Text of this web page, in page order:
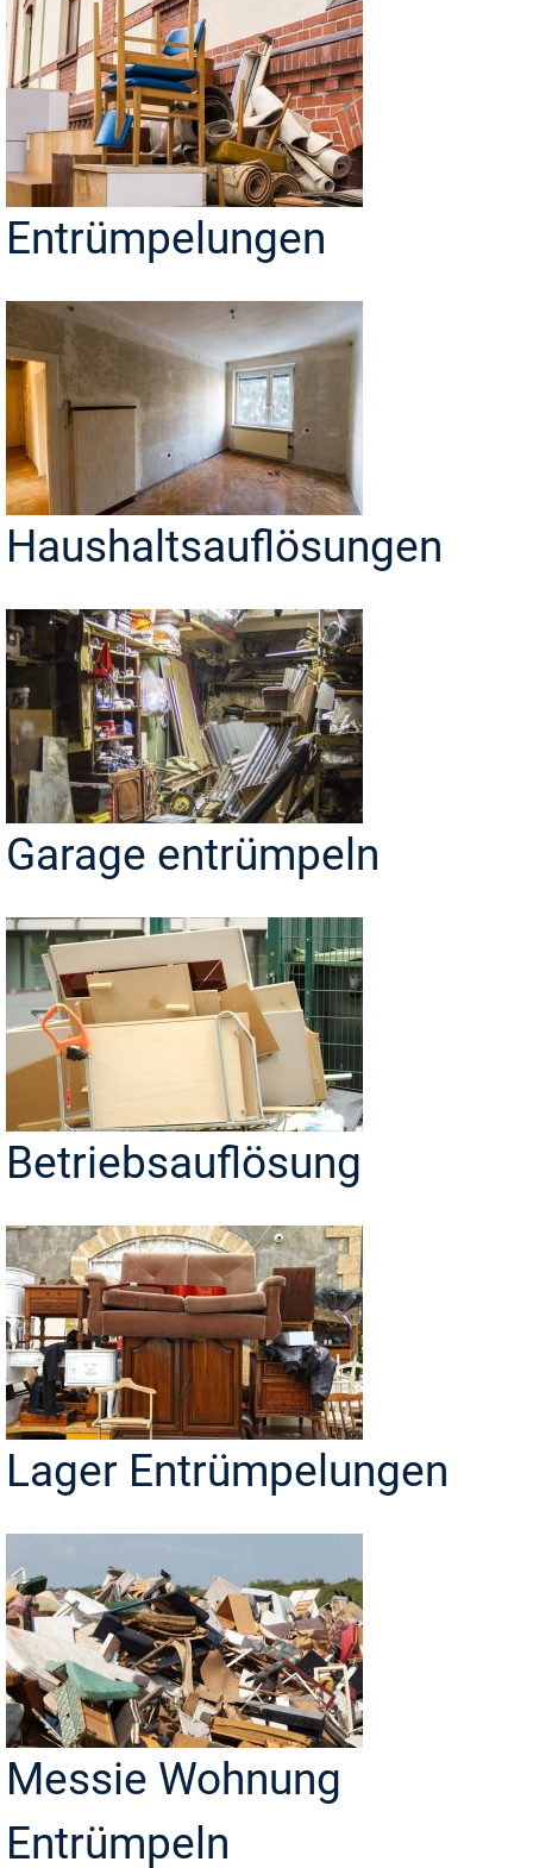
Entrümpelungen
Haushaltsauflösungen
Garage entrümpeln
Betriebsauflösung
Lager Entrümpelungen
Messie Wohnung
Entrümpeln